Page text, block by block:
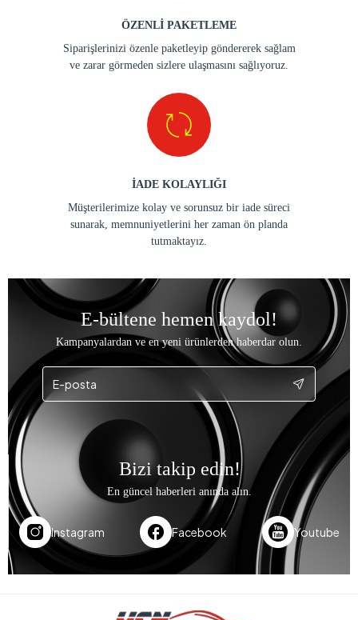
ÖZENLİ PAKETLEME
Siparişlerinizi özenle paketleyip göndererek sağlam
ve zarar görmeden sizlere ulaşmasını sağlıyoruz.
İADE KOLAYLIĞI
Müşterilerimize kolay ve sorunsuz bir iade süreci
sunarak, memnuniyetlerini her zaman ön planda
tutmaktayız.
E-bültene hemen kaydol!
Kampanyalardan ve en yeni ürünlerden haberdar olun.
Bizi takip edin!
En güncel haberleri anında alın.
Instagram Facebook Youtube